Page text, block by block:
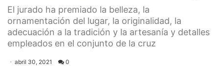
El jurado ha premiado la belleza, la
ornamentación del lugar, la originalidad, la
adecuación a la tradición y la artesanía y detalles
empleados en el conjunto de la cruz
abril 30, 2021 0